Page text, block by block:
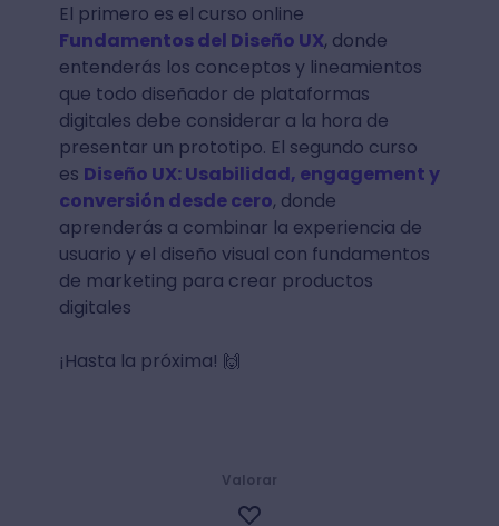
El primero es el curso online
Fundamentos del Diseño UX, donde
entenderás los conceptos y lineamientos
que todo diseñador de plataformas
digitales debe considerar a la hora de
presentar un prototipo. El segundo curso
es Diseño UX: Usabilidad, engagement y
conversión desde cero, donde
aprenderás a combinar la experiencia de
usuario y el diseño visual con fundamentos
de marketing para crear productos
digitales
¡Hasta la próxima! 🙌
Valorar